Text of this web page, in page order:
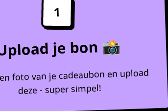
1
je bon 📸
foto van je cadeaubon en upload
deze - super simpel!